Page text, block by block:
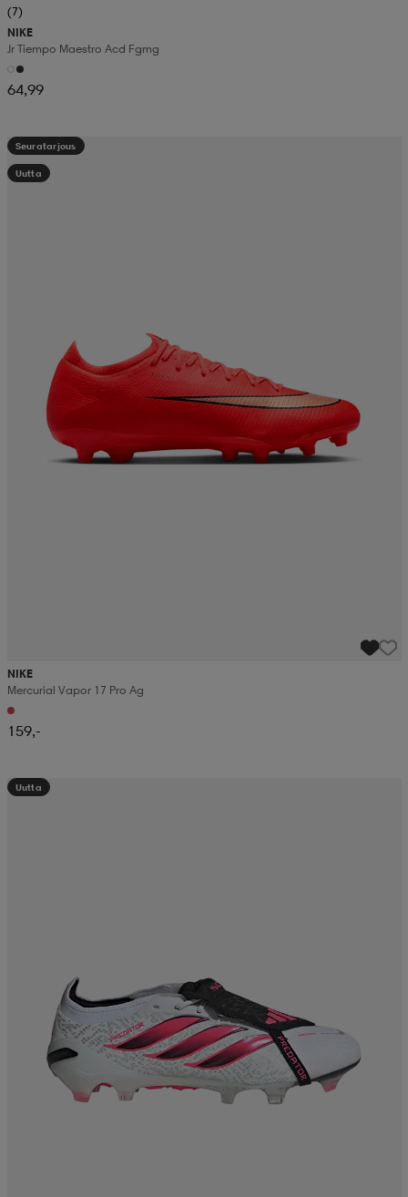
(7)
NIKE
Jr Tiempo Maestro Acd Fgmg
64,99
Seuratarjous
Uutta
NIKE
Mercurial Vapor 17 Pro Ag
159,-
Uutta